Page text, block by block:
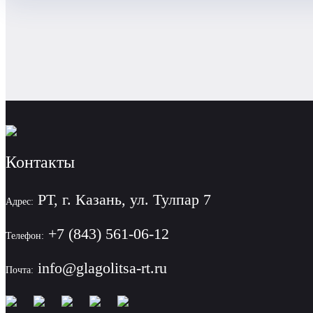
Контакты
Адрес: РТ, г. Казань, ул. Тулпар 7
Телефон: +7 (843) 561-06-12
Почта: info@glagolitsa-rt.ru